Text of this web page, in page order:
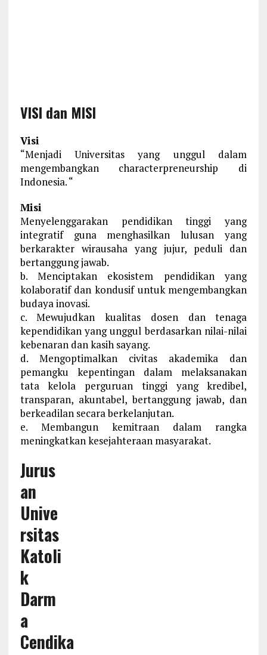
VISI dan MISI
Visi
“Menjadi Universitas yang unggul dalam
mengembangkan characterpreneurship di
Indonesia. “
Misi
Menyelenggarakan pendidikan tinggi yang
integratif guna menghasilkan lulusan yang
berkarakter wirausaha yang jujur, peduli dan
bertanggung jawab.
b. Menciptakan ekosistem pendidikan yang
kolaboratif dan kondusif untuk mengembangkan
budaya inovasi.
c. Mewujudkan kualitas dosen dan tenaga
kependidikan yang unggul berdasarkan nilai-nilai
kebenaran dan kasih sayang.
d. Mengoptimalkan civitas akademika dan
pemangku kepentingan dalam melaksanakan
tata kelola perguruan tinggi yang kredibel,
transparan, akuntabel, bertanggung jawab, dan
berkeadilan secara berkelanjutan.
e. Membangun kemitraan dalam rangka
meningkatkan kesejahteraan masyarakat.
Jurus
an
Unive
rsitas
Katoli
k
Darm
a
Cendika